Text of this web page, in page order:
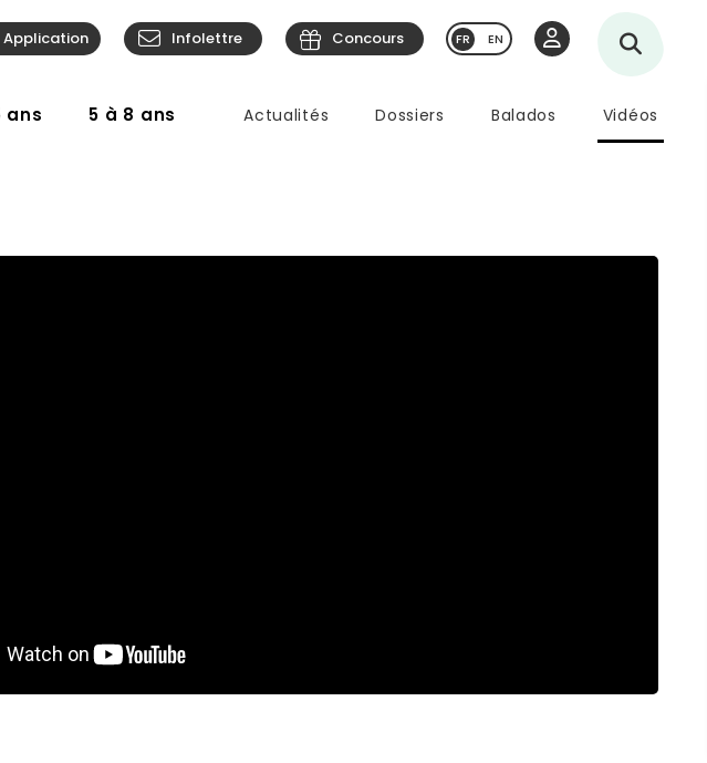
ans 5 à 8 ans Actualités Dossiers Balados Vidéos
Application Infolettre Concours EN